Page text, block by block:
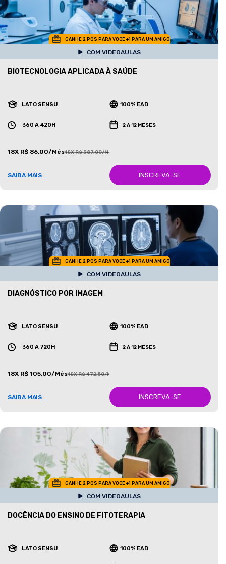
GANHE 2 POS PARA VOCE +1 PARA UM AMIGO
COM VIDEOAULAS
BIOTECNOLOGIA APLICADA À SAÚDE
LATO SENSU 100% EAD
360 A 420H 2 A 12 MESES
18X R$ 86,00/Mês18X R$ 387,00/Mês
SAIBA MAIS INSCREVA-SE
GANHE 2 POS PARA VOCE +1 PARA UM AMIGO
COM VIDEOAULAS
DIAGNÓSTICO POR IMAGEM
LATO SENSU 100% EAD
360 A 720H 2 A 12 MESES
18X R$ 105,00/Mês18X R$ 472,50/Mês
SAIBA MAIS INSCREVA-SE
GANHE 2 POS PARA VOCE +1 PARA UM AMIGO
COM VIDEOAULAS
DOCÊNCIA DO ENSINO DE FITOTERAPIA
LATO SENSU 100% EAD